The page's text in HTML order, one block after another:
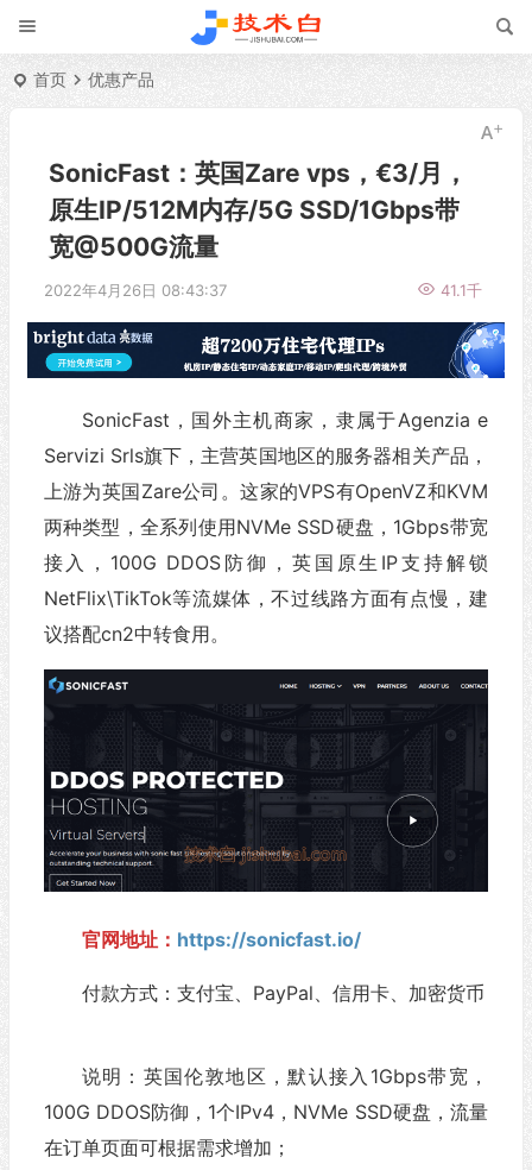
首页 优惠产品
SonicFast：英国Zare vps，€3/月，
原生IP/512M内存/5G SSD/1Gbps带
宽@500G流量
2022年4月26日 08:43:37 41.1千
SonicFast，国外主机商家，隶属于Agenzia e
Servizi Srls旗下，主营英国地区的服务器相关产品，
上游为英国Zare公司。这家的VPS有OpenVZ和KVM
两种类型，全系列使用NVMe SSD硬盘，1Gbps带宽
接入，100G DDOS防御，英国原生IP支持解锁
NetFlix\TikTok等流媒体，不过线路方面有点慢，建
议搭配cn2中转食用。
官网地址： https://sonicfast.io/
付款方式：支付宝、PayPal、信用卡、加密货币
说明：英国伦敦地区，默认接入1Gbps带宽，
100G DDOS防御，1个IPv4，NVMe SSD硬盘，流量
在订单页面可根据需求增加；